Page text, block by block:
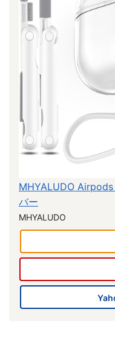
MHYALUDO
バー
MHYALUDO